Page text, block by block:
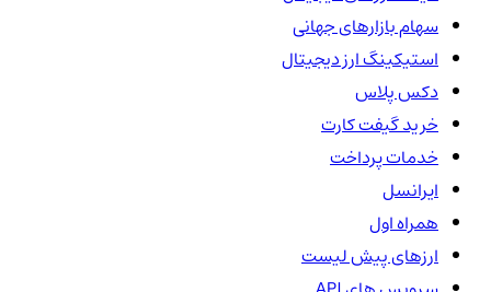
سهام بازارهای جهانی
استیکینگ ارز دیجیتال
دکس پلاس
خرید گیفت کارت
خدمات پرداخت
ایرانسل
همراه اول
ارزهای پیش لیست